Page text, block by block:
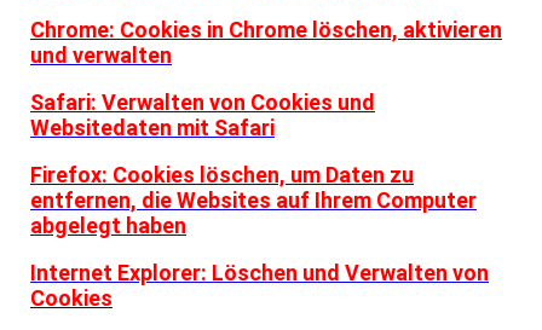
Chrome: Cookies in Chrome löschen, aktivieren
und verwalten
Safari: Verwalten von Cookies und
Websitedaten mit Safari
Firefox: Cookies löschen, um Daten zu
entfernen, die Websites auf Ihrem Computer
abgelegt haben
Internet Explorer: Löschen und Verwalten von
Cookies